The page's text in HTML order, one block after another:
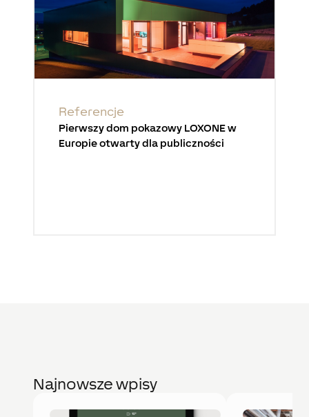
Referencje
Pierwszy dom pokazowy LOXONE w
Europie otwarty dla publiczności
Najnowsze wpisy